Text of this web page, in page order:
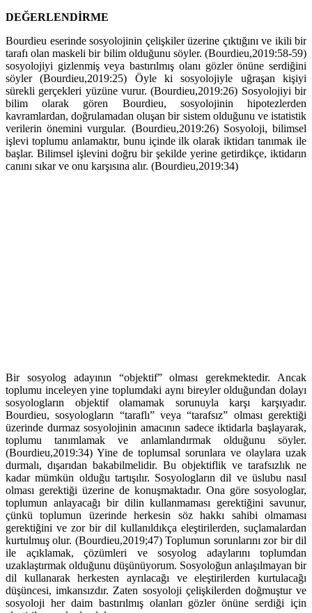
DEĞERLENDİRME
Bourdieu eserinde sosyolojinin çelişkiler üzerine çıktığını ve ikili bir
tarafı olan maskeli bir bilim olduğunu söyler. (Bourdieu,2019:58-59)
sosyolojiyi gizlenmiş veya bastırılmış olanı gözler önüne serdiğini
söyler (Bourdieu,2019:25) Öyle ki sosyolojiyle uğraşan kişiyi
sürekli gerçekleri yüzüne vurur. (Bourdieu,2019:26) Sosyolojiyi bir
bilim olarak gören Bourdieu, sosyolojinin hipotezlerden
kavramlardan, doğrulamadan oluşan bir sistem olduğunu ve istatistik
verilerin önemini vurgular. (Bourdieu,2019:26) Sosyoloji, bilimsel
işlevi toplumu anlamaktır, bunu içinde ilk olarak iktidarı tanımak ile
başlar. Bilimsel işlevini doğru bir şekilde yerine getirdikçe, iktidarın
canını sıkar ve onu karşısına alır. (Bourdieu,2019:34)
Bir sosyolog adayının “objektif” olması gerekmektedir. Ancak
toplumu inceleyen yine toplumdaki aynı bireyler olduğundan dolayı
sosyologların objektif olamamak sorunuyla karşı karşıyadır.
Bourdieu, sosyologların “taraflı” veya “tarafsız” olması gerektiği
üzerinde durmaz sosyolojinin amacının sadece iktidarla başlayarak,
toplumu tanımlamak ve anlamlandırmak olduğunu söyler.
(Bourdieu,2019:34) Yine de toplumsal sorunlara ve olaylara uzak
durmalı, dışarıdan bakabilmelidir. Bu objektiflik ve tarafsızlık ne
kadar mümkün olduğu tartışılır. Sosyologların dil ve üslubu nasıl
olması gerektiği üzerine de konuşmaktadır. Ona göre sosyologlar,
toplumun anlayacağı bir dilin kullanmaması gerektiğini savunur,
çünkü toplumun üzerinde herkesin söz hakkı sahibi olmaması
gerektiğini ve zor bir dil kullanıldıkça eleştirilerden, suçlamalardan
kurtulmuş olur. (Bourdieu,2019;47) Toplumun sorunlarını zor bir dil
ile açıklamak, çözümleri ve sosyolog adaylarını toplumdan
uzaklaştırmak olduğunu düşünüyorum. Sosyoloğun anlaşılmayan bir
dil kullanarak herkesten ayrılacağı ve eleştirilerden kurtulacağı
düşüncesi, imkansızdır. Zaten sosyoloji çelişkilerden doğmuştur ve
sosyoloji her daim bastırılmış olanları gözler önüne serdiği için